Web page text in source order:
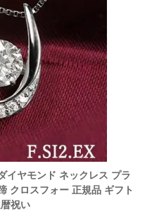
イヤモンド ネックレス プラ
クロスフォー 正規品 ギフト
祝い